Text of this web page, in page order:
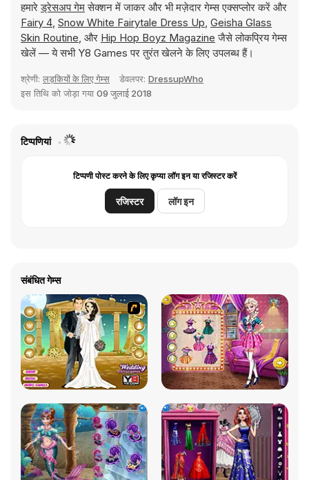
हमारेड्रेसअप गेमसेक्शन में जाकर और भी मज़ेदार गेम्स एक्सप्लोर करें और
Fairy 4, Snow White Fairytale Dress Up, Geisha Glass
Skin Routine, और Hip Hop Boyz Magazine जैसे लोकप्रिय गेम्स
खेलें — ये सभी Y8 Games पर तुरंत खेलने के लिए उपलब्ध हैं।
श्रेणी: लड़कियों के लिए गेम्स डेवलपर: DressupWho
इस तिथि को जोड़ा गया 09 जुलाई 2018
टिप्पणियां
टिप्पणी पोस्ट करने के लिए कृप्या लॉग इन या रजिस्टर करें
रजिस्टर लॉग इन
संबंधित गेम्स